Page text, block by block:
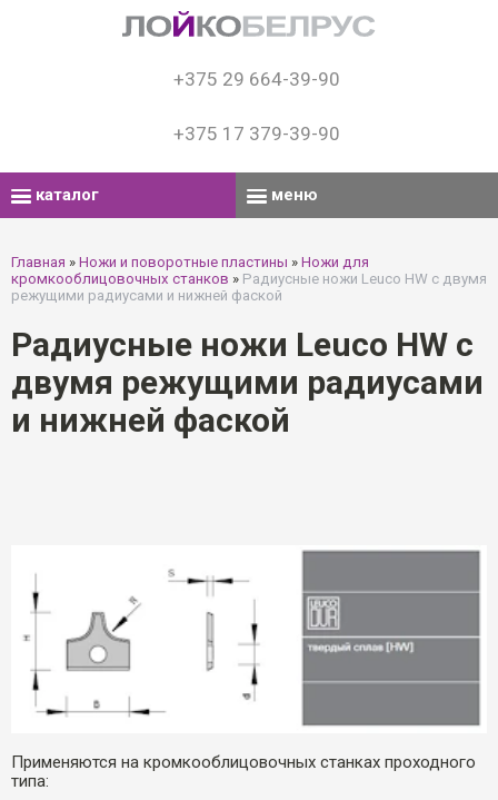
+375 29 664-39-90
+375 17 379-39-90
каталог меню
Главная » Ножи и поворотные пластины » Ножи для
кромкооблицовочных станков » Радиусные ножи Leuco HW с двумя
режущими радиусами и нижней фаской
Радиусные ножи Leuco HW с
двумя режущими радиусами
и нижней фаской
Применяются на кромкооблицовочных станках проходного
типа: